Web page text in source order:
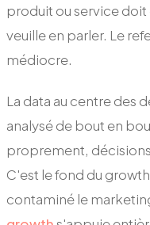
produit ou service
veuille en parler. Le
médiocre.
La data au centre des
analysé de bout en
proprement,
C'est le fond du
contaminé le